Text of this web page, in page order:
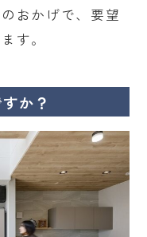
おかげで、要望
す。
か？